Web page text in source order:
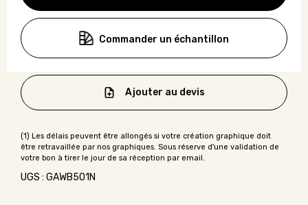
Commander un échantillon
Ajouter au devis
UGS : GAWB501N